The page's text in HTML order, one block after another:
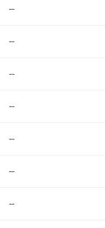
--
--
--
--
--
--
--